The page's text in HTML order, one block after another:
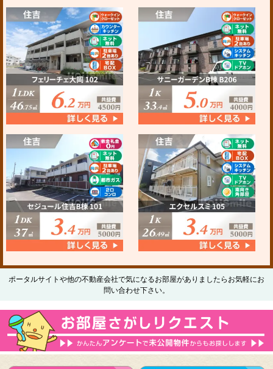
ポータルサイトや他の不動産会社で気になるお部屋がありましたらお気軽にお
問い合わせ下さい。